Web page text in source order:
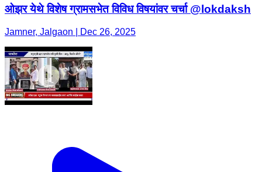
ओझर येथे विशेष ग्रामसभेत विविध विषयांवर चर्चा @lokdaksh
Jamner, Jalgaon | Dec 26, 2025